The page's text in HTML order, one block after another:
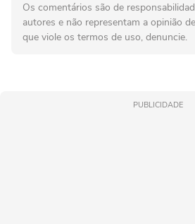
Os comentários são de
autores e não representam a opinião
que viole os termos de uso, denuncie.
PUBLICIDADE